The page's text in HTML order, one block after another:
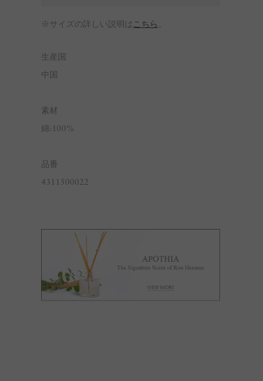
※サイズの詳しい説明は こちら
生産国
中国
素材
綿:100%
品番
4311500022